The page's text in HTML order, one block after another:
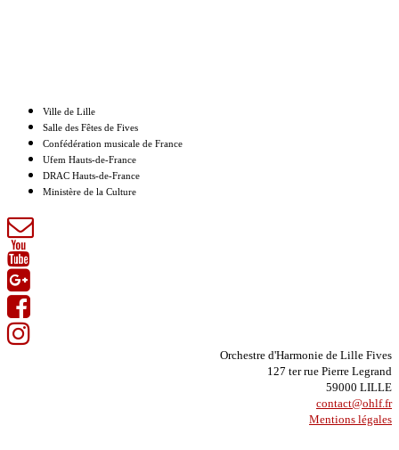
Ville de Lille
Salle des Fêtes de Fives
Confédération musicale de France
Ufem Hauts-de-France
DRAC Hauts-de-France
Ministère de la Culture
Orchestre d'Harmonie de Lille Fives
127 ter rue Pierre Legrand
59000 LILLE
contact@ohlf.fr
Mentions légales